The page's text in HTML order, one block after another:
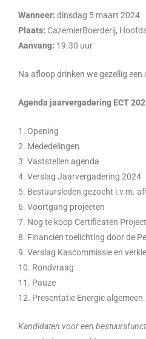
Wanneer: dinsdag 5 maart 2024
Plaats: CazemierBoerderij,
Aanvang: 19.30 uur
Na afloop drinken we gezellig een
Agenda jaarvergadering ECT
1. Opening
2. Mededelingen
3. Vaststellen agenda
4. Verslag Jaarvergadering 2024
5. Bestuursleden gezocht i.v.m.
6. Voortgang projecten
7. Nog te koop Certificaten
8. Financiën toelichting door de
9. Verslag Kascommissie en
10. Rondvraag
11. Pauze
12. Presentatie Energie algemeen.
Kandidaten voor een